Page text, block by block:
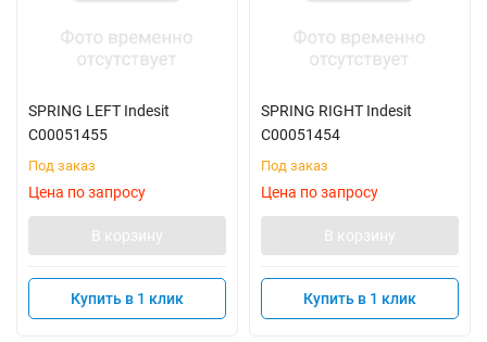
SPRING LEFT Indesit
C00051455
Под заказ
Цена по запросу
В корзину
Купить в 1 клик
SPRING RIGHT Indesit
C00051454
Под заказ
Цена по запросу
В корзину
Купить в 1 клик